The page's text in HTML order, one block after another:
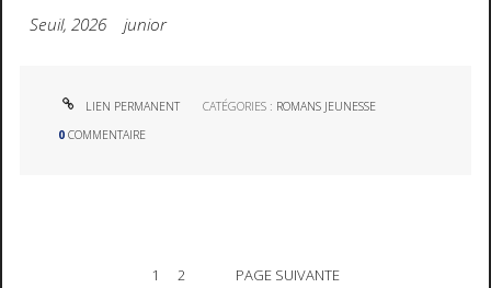
Seuil, 2026 junior
LIEN PERMANENT CATÉGORIES : ROMANS JEUNESSE
0 COMMENTAIRE
1 2 PAGE SUIVANTE